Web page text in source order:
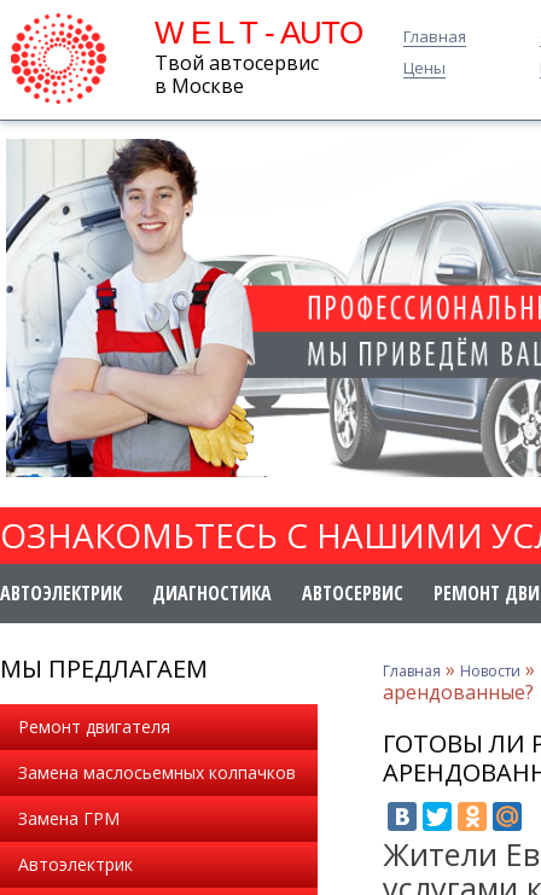
W E L T - AUTO
Твой автосервис
в Москве
Главная
Цены
ОЗНАКОМЬТЕСЬ С НАШИМИ
АВТОЭЛЕКТРИК ДИАГНОСТИКА АВТОСЕРВИС РЕМОНТ
МЫ ПРЕДЛАГАЕМ
Ремонт двигателя
Замена маслосьемных колпачков
Замена ГРМ
Автоэлектрик
Главная » Новости »
арендованные?
ГОТОВЫ ЛИ
Жители